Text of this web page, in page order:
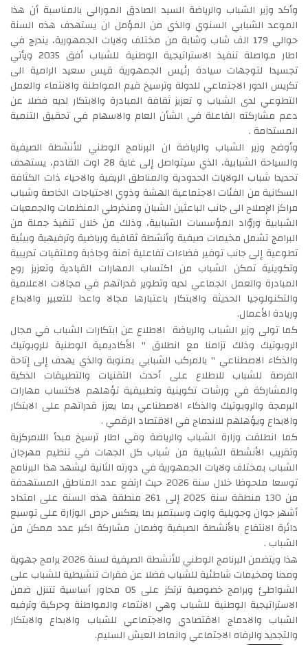
وأكد وزير الشباب والرياضة السيد الصادق المورالي بالمناسبة أن هذا
الموعد الشبابي السنوي والذي من المؤمل ان يستهدف هذه السنة
حوالي 179 الف شاب وشابة من مختلف ولايات الجمهورية، يندرج في
اطار مواصلة تنفيذ الاستراتيجية الوطنية للشباب أفق 2035 ويأتي
تجسيدا لتوجهات سيادة رئيس الجمهورية قيس سعيد الرامية الى
تكريس الدور الاجتماعي للدولة وترسيخ قيم المواطنة والانتماء والعمل
التطوعي لدى الشباب و تعزيز ثقافة المبادرة والابتكار لديه فضلا عن
دعم مشاركته الفاعلة في الشأن العام والاسهام في تحقيق التنمية
المستدامة .
وأوضح وزير الشباب والرياضة ان البرنامج الوطني للأنشطة الصيفية
والسياحة الشبابية، الذي سيتواصل إلى غاية 28 اوت القادم، يستهدف
تحديدا شباب الولايات الحدودية والمناطق الريفية والاحياء ذات الكثافة
السكانية من الفئات الاجتماعية الهشة وذوي الاحتياجات الخاصة وشباب
مراكز الإصلاح الى جانب الباعثين الشبان ومنخرطي المنظمات والجمعيات
الشبابية وروّاد المؤسسات الشبابية، وذلك من خلال تنفيذ جملة من
البرامج تشمل مخيمات صيفية وأنشطة ثقافية ورياضية وترفيهية وبيئية
تطوعية إلى جانب توفير فضاءات تفاعلية آمنة وجاذبة وملتقيات تدريبية
وتكوينية تمكن الشباب من اكتساب المهارات القيادية وتعزيز روح
المبادرة والعمل الجماعي لديه وتطوير قدراتهم في مجالات الاعلامية
والتكنولوجيا الحديثة والابتكار باعتبارها مجالا واعدا للتعبير والابداع
وريادة الأعمال.
كما تولى وزير الشباب والرياضة الاطلاع عن ابتكارات الشباب في مجال
الروبوتيك وذلك تزامنا مع انطلاق " الأكاديمية الوطنية للروبوتيك
والذكاء الاصطناعي " بالمركب الشبابي بمنوبة والذي يهدف إلى إتاحة
الفرصة للشباب للاطلاع على أحدث التقنيات والتطبيقات الذكية
والمشاركة في ورشات تكوينية وتطبيقية تؤهلهم لاكتساب مهارات
البرمجة والروبوتيك والذكاء الاصطناعي بما يعزز قدراتهم على الابتكار
والابداع ويؤهلهم للاندماج في الاقتصاد الرقمي .
كما انطلقت وزارة الشباب والرياضة وفي اطار ترسيخ مبدأ اللامركزية
وتقريب الأنشطة الشبابية من شباب كل الجهات في تنظيم مهرجان
الشباب بمختلف ولايات الجمهورية في دورته الثانية ليشهد هذا البرنامج
توسعا ملحوظا خلال سنة 2026 حيث ارتفع عدد المناطق المستهدفة
من 130 منطقة سنة 2025 إلى 261 منطقة هذه السنة على امتداد
أشهر جوان وجويلية واوت وسبتمبر بما يعكس حرص الوزارة على توسيع
دائرة الانتفاع بالأنشطة الصيفية وضمان مشاركة اكبر عدد ممكن من
الشباب .
هذا ويتضمن البرنامج الوطني للأنشطة الصيفية لسنة 2026 برامج جهوية
ومدنا ومخيمات شاطئية للشباب فضلا عن فقرات تنشيطية للشباب على
الشواطئ وبرامج خصوصية ترتكز على 05 محاور أساسية تتنزل ضمن
الاستراتيجية الوطنية للشباب وهي الانتماء والمواطنة وحركية وترفيه
الشباب والادماج الاقتصادي والاجتماعي للشباب والابداع والابتكار
والتجديد والرفاه الاجتماعي وانماط العيش السليم.